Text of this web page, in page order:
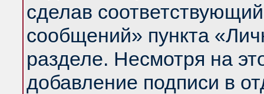
сделав
сообщений» пункта
разделе. Несмотря на
добавление подписи в